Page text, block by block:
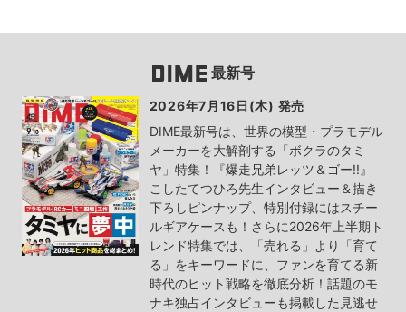
最新号
2026年7月16日(木) 発売
DIME最新号は、世界の模型・プラモデル
メーカーを大解剖する「ボクラのタミ
ヤ」特集！『爆走兄弟レッツ＆ゴー!!』
こしたてつひろ先生インタビュー＆描き
下ろしピンナップ、特別付録にはスチー
ルギアケースも！さらに2026年上半期ト
レンド特集では、「売れる」より「育て
る」をキーワードに、ファンを育てる新
時代のヒット戦略を徹底分析！話題のモ
ナキ独占インタビューも掲載した見逃せ